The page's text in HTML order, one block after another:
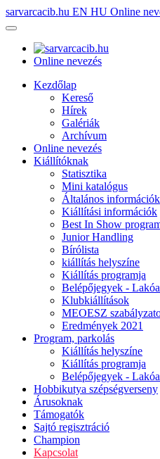
sarvarcacib.hu EN HU Online
Online nevezés
Kezdőlap
Kereső
Hírek
Galériák
Archívum
Online nevezés
Kiállítóknak
Statisztika
Mini katalógus
Általános információk
Kiállítási információk
Best In Show
Junior Handling
Bírólista
kiállítás helyszíne
Kiállítás programja
Belépőjegyek -
Klubkiállítások
MEOESZ
Eredmények 2021
Program, parkolás
Kiállítás helyszíne
Kiállítás programja
Belépőjegyek -
Hobbikutya szépségverseny
Árusoknak
Támogatók
Sajtó regisztráció
Champion
Kapcsolat